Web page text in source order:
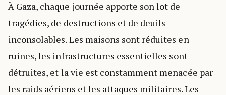
À Gaza, chaque journée apporte son lot de
tragédies, de destructions et de deuils
inconsolables. Les maisons sont réduites en
ruines, les infrastructures essentielles sont
détruites, et la vie est constamment menacée par
les raids aériens et les attaques militaires. Les